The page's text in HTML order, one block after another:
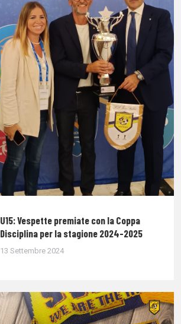
U15: Vespette premiate con la Coppa
Disciplina per la stagione 2024-2025
13 Settembre 2024